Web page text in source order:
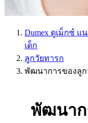
Dumex ดูเม็กซ์
เด็ก
ลูกวัยทารก
พัฒนาการของลูก
พัฒนาก